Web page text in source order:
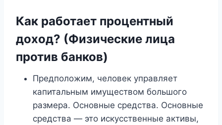
Как работает процентный
доход? (Физические лица
против банков)
Предположим, человек управляет
капитальным имуществом большого
размера. Основные средства. Основные
средства — это искусственные активы,